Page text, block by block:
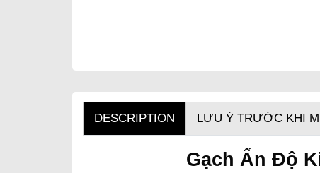
DESCRIPTION LƯU Ý TRƯỚC KHI
Gạch Ấn Độ